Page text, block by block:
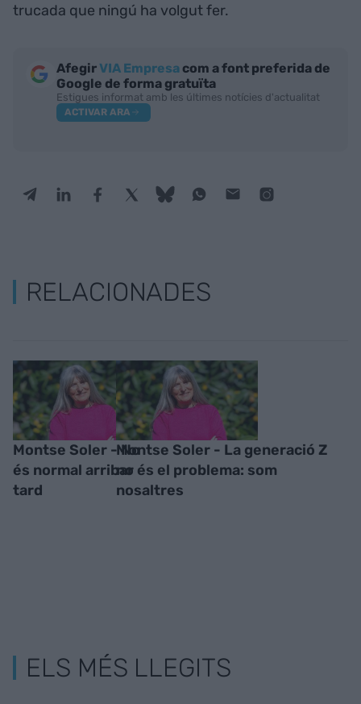
trucada que ningú ha volgut fer.
AfegirVIA Empresa com a font preferida de
Google de forma gratuïta
Estigues informat amb les últimes notícies d'actualitat
ACTIVAR ARA
RELACIONADES
Montse Soler - No
és normal arribar
tard
Montse Soler - La generació Z
no és el problema: som
nosaltres
ELS MÉS LLEGITS